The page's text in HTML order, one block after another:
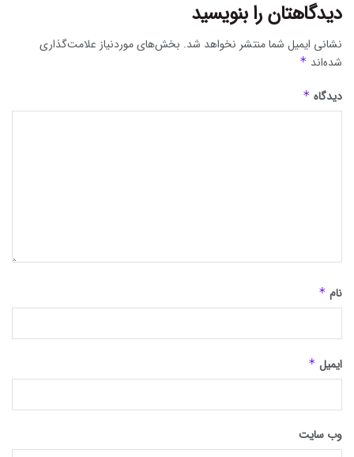
دیدگاهتان را بنویسید
نشانی ایمیل شما منتشر نخواهد شد. بخش‌های موردنیاز علامت‌گذاری
شده‌اند *
دیدگاه *
نام *
ایمیل *
وب‌ سایت